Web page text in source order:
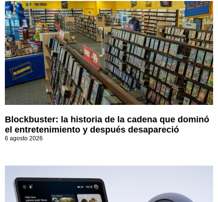
Blockbuster: la historia de la cadena que dominó
el entretenimiento y después desapareció
6 agosto 2026